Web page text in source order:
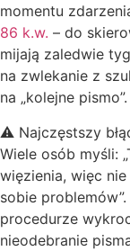
momentu
86 k.w. – do
mijają zaledwie
na zwlekanie z
na „kolejne pismo”.
⚠️ Najczęstszy
Wiele osób myśli:
więzienia, więc
sobie
procedurze
nieodebranie